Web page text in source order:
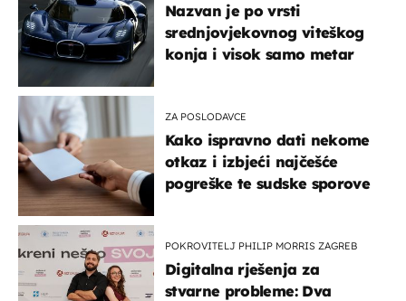
Nazvan je po vrsti
srednjovjekovnog viteškog
konja i visok samo metar
ZA POSLODAVCE
Kako ispravno dati nekome
otkaz i izbjeći najčešće
pogreške te sudske sporove
POKROVITELJ PHILIP MORRIS ZAGREB
Digitalna rješenja za
stvarne probleme: Dva